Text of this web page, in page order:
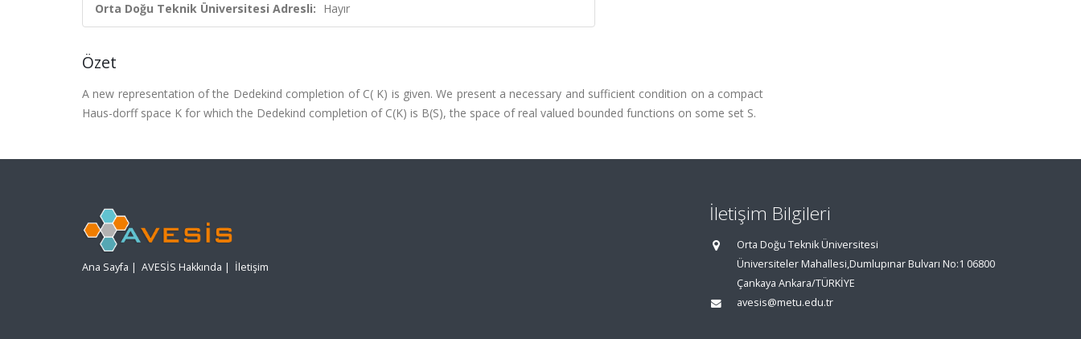
Orta Doğu Teknik Üniversitesi Adresli: Hayır
Özet
A new representation of the Dedekind completion of C( K) is given. We present a necessary and sufficient condition on a compact
Haus-dorff space K for which the Dedekind completion of C(K) is B(S), the space of real valued bounded functions on some set S.
Ana Sayfa | AVESİS Hakkında | İletişim
İletişim Bilgileri
Orta Doğu Teknik Üniversitesi
Üniversiteler Mahallesi,Dumlupınar Bulvarı No:1 06800
Çankaya Ankara/TÜRKİYE
avesis@metu.edu.tr